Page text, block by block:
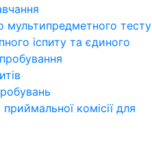
мультипредметного тесту
іспиту та єдиного
комісії для